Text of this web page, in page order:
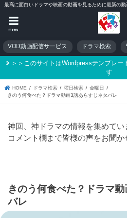
最高に面白いドラマや映画の動画を見るために最新の
menu
VOD動画配信サービス ドラマ検索
＞＞このサイトはWordpressテンプレー
す
HOME ドラマ検索 曜日検索
金曜日
きのう何食べた？ドラマ動画3話あらすじネタバレ
神回、神ドラマの情報を集めて
コメント欄まで皆様の声をお聞か
きのう何食べた？ドラマ
バレ